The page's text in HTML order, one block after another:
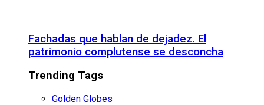
Fachadas que hablan de dejadez. El
patrimonio complutense se desconcha
Trending Tags
Golden Globes